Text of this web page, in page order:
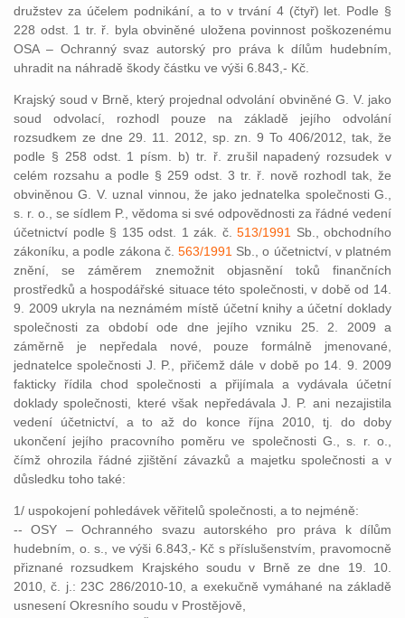
družstev za účelem podnikání, a to v trvání 4 (čtyř) let. Podle §
228 odst. 1 tr. ř. byla obviněné uložena povinnost poškozenému
OSA – Ochranný svaz autorský pro práva k dílům hudebním,
uhradit na náhradě škody částku ve výši 6.843,- Kč.
Krajský soud v Brně, který projednal odvolání obviněné G. V. jako
soud odvolací, rozhodl pouze na základě jejího odvolání
rozsudkem ze dne 29. 11. 2012, sp. zn. 9 To 406/2012, tak, že
podle § 258 odst. 1 písm. b) tr. ř. zrušil napadený rozsudek v
celém rozsahu a podle § 259 odst. 3 tr. ř. nově rozhodl tak, že
obviněnou G. V. uznal vinnou, že jako jednatelka společnosti G.,
s. r. o., se sídlem P., vědoma si své odpovědnosti za řádné vedení
účetnictví podle § 135 odst. 1 zák. č. 513/1991
Sb., obchodního
zákoníku, a podle zákona č. 563/1991 Sb., o účetnictví, v platném
znění, se záměrem znemožnit objasnění toků finančních
prostředků a hospodářské situace této společnosti, v době od 14.
9. 2009 ukryla na neznámém místě účetní knihy a účetní doklady
společnosti za období ode dne jejího vzniku 25. 2. 2009 a
záměrně je nepředala nové, pouze formálně jmenované,
jednatelce společnosti J. P., přičemž dále v době po 14. 9. 2009
fakticky řídila chod společnosti a přijímala a vydávala účetní
doklady společnosti, které však nepředávala J. P. ani nezajistila
vedení účetnictví, a to až do konce října 2010, tj. do doby
ukončení jejího pracovního poměru ve společnosti G., s. r. o.,
čímž ohrozila řádné zjištění závazků a majetku společnosti a v
důsledku toho také:
1/ uspokojení pohledávek věřitelů společnosti, a to nejméně:
-- OSY – Ochranného svazu autorského pro práva k dílům
hudebním, o. s., ve výši 6.843,- Kč s příslušenstvím, pravomocně
přiznané rozsudkem Krajského soudu v Brně ze dne 19. 10.
2010, č. j.: 23C 286/2010-10, a exekučně vymáhané na základě
usnesení Okresního soudu v Prostějově,